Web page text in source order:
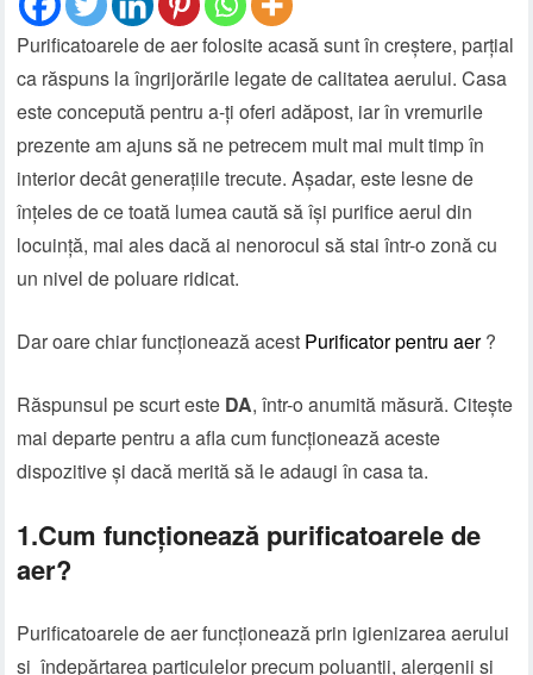
Purificatoarele de aer folosite acasă sunt în creștere, parțial
ca răspuns la îngrijorările legate de calitatea aerului. Casa
este concepută pentru a-ți oferi adăpost, iar în vremurile
prezente am ajuns să ne petrecem mult mai mult timp în
interior decât generațiile trecute. Așadar, este lesne de
înțeles de ce toată lumea caută să își purifice aerul din
locuință, mai ales dacă ai nenorocul să stai într-o zonă cu
un nivel de poluare ridicat.
Dar oare chiar funcționează acest Purificator pentru aer?
Răspunsul pe scurt este DA, într-o anumită măsură. Citește
mai departe pentru a afla cum funcționează aceste
dispozitive și dacă merită să le adaugi în casa ta.
1.Cum funcționează purificatoarele de
aer?
Purificatoarele de aer funcționează prin igienizarea aerului
și îndepărtarea particulelor precum poluanții, alergenii și